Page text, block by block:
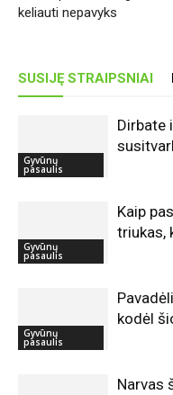
keliauti nepavyks
SUSIJĘ STRAIPSNIAI
Gyvūnų
pasaulis
Dirbate
Gyvūnų
pasaulis
Kaip
triukas,
Gyvūnų
pasaulis
kodėl
Narvas